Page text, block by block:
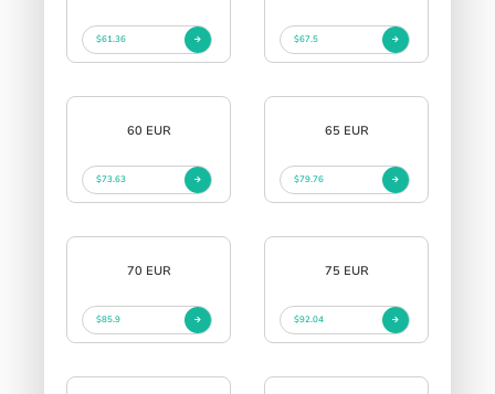
$61.36 $67.5
60 EUR
$73.63
65 EUR
$79.76
70 EUR
$85.9
75 EUR
$92.04